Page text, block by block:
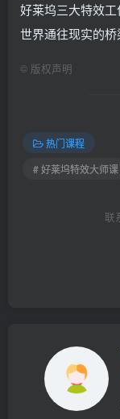
好莱坞三大特效
世界通往现实的桥
© 版权声明
热门课程
# 好莱坞特效大师课
联